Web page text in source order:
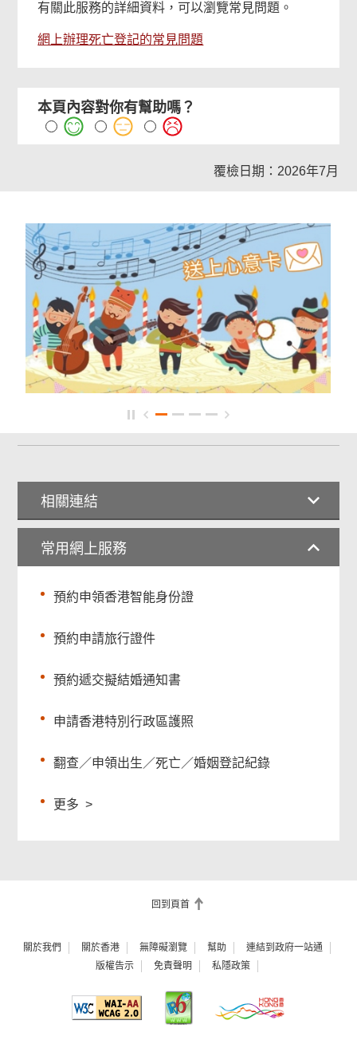
有關此服務的詳細資料，可以瀏覽常見問題。
網上辦理死亡登記的常見問題
本頁內容對你有幫助嗎？
覆檢日期：2026年7月
相關連結
常用網上服務
預約申領香港智能身份證
預約申請旅行證件
預約遞交擬結婚通知書
申請香港特別行政區護照
翻查／申領出生／死亡／婚姻登記紀錄
更多 >
回到頁首
關於我們 關於香港 無障礙瀏覽 幫助
連結到政府一站通
版權告示
免責聲明 私隱政策